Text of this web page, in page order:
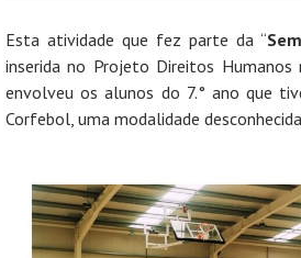
Esta atividade que fez parte da “
inserida no Projeto Direitos Humanos
envolveu os alunos do 7.° ano que
Corfebol, uma modalidade